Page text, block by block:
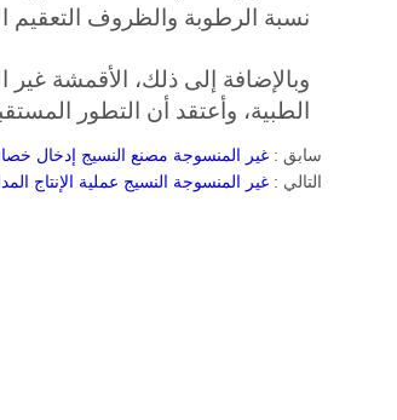
نسبة الرطوبة والظروف التعقيم
وبالإضافة إلى ذلك، الأقمشة
الطبية، وأعتقد أن التطور
سابق : غير المنسوجة مصنع النسيج إدخال
التالي : غير المنسوجة النسيج عملية الإنتاج